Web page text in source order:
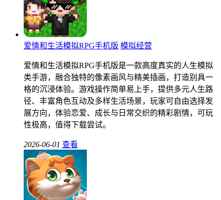
爱情和生活模拟RPG手机版 模拟经营
爱情和生活模拟RPG手机版是一款高度真实的人生模拟
类手游，融合独特的像素画风与精美插画，打造别具一
格的沉浸体验。游戏操作简单易上手，提供多元人生路
径、丰富角色互动及多样生活场景，玩家可自由选择发
展方向，体验恋爱、成长与日常交织的精彩剧情，可玩
性极高，值得下载尝试。
2026-06-01 查看